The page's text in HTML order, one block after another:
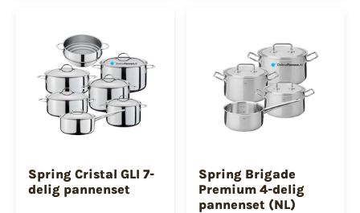
Spring Cristal GLI 7-
delig pannenset
Spring Brigade
Premium 4-delig
pannenset (NL)